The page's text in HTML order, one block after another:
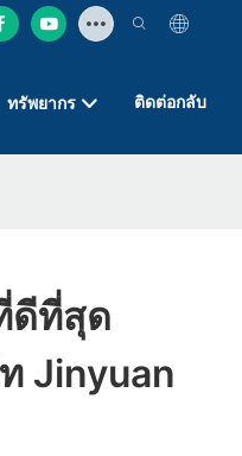
ทรัพยากร ติดต่อกลับ
ดีที่สุด
Jinyuan